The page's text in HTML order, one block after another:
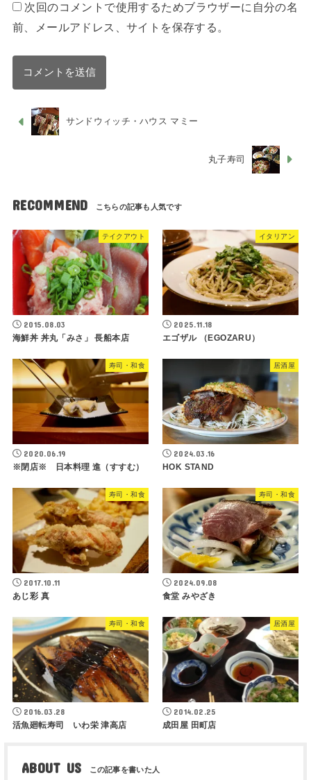
次回のコメントで使用するためブラウザーに自分の名
前、メールアドレス、サイトを保存する。
サンドウィッチ・ハウス マミー
丸子寿司
RECOMMEND
テイクアウト
2015.08.03
海鮮丼 丼丸「みさ」 長船本店
イタリアン
2025.11.18
エゴザル （EGOZARU）
寿司・和食
2020.06.19
※閉店※ 日本料理 進（すすむ）
居酒屋
2024.03.16
HOK STAND
寿司・和食
2017.10.11
あじ彩 真
寿司・和食
2024.09.08
食堂 みやざき
寿司・和食
2016.03.28
活魚廻転寿司 いわ栄 津高店
居酒屋
2014.02.25
成田屋 田町店
ABOUT US